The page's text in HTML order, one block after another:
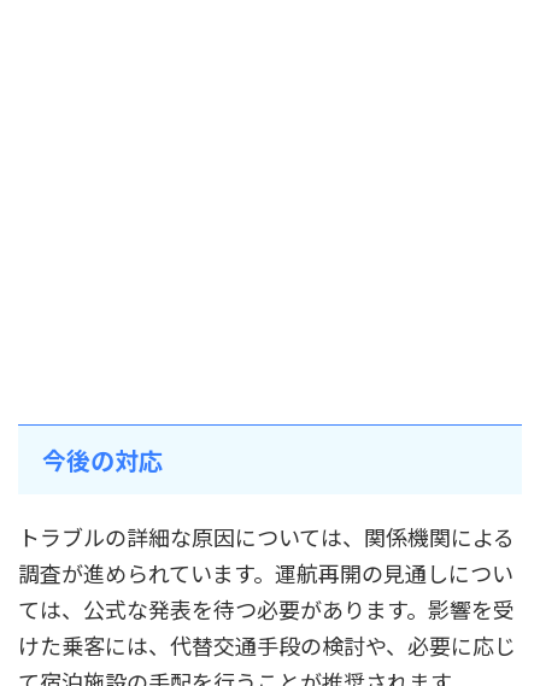
今後の対応
トラブルの詳細な原因については、関係機関による
調査が進められています。運航再開の見通しについ
ては、公式な発表を待つ必要があります。影響を受
けた乗客には、代替交通手段の検討や、必要に応じ